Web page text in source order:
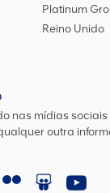
Platinum
Reino Unido
nas mídias sociais
outra